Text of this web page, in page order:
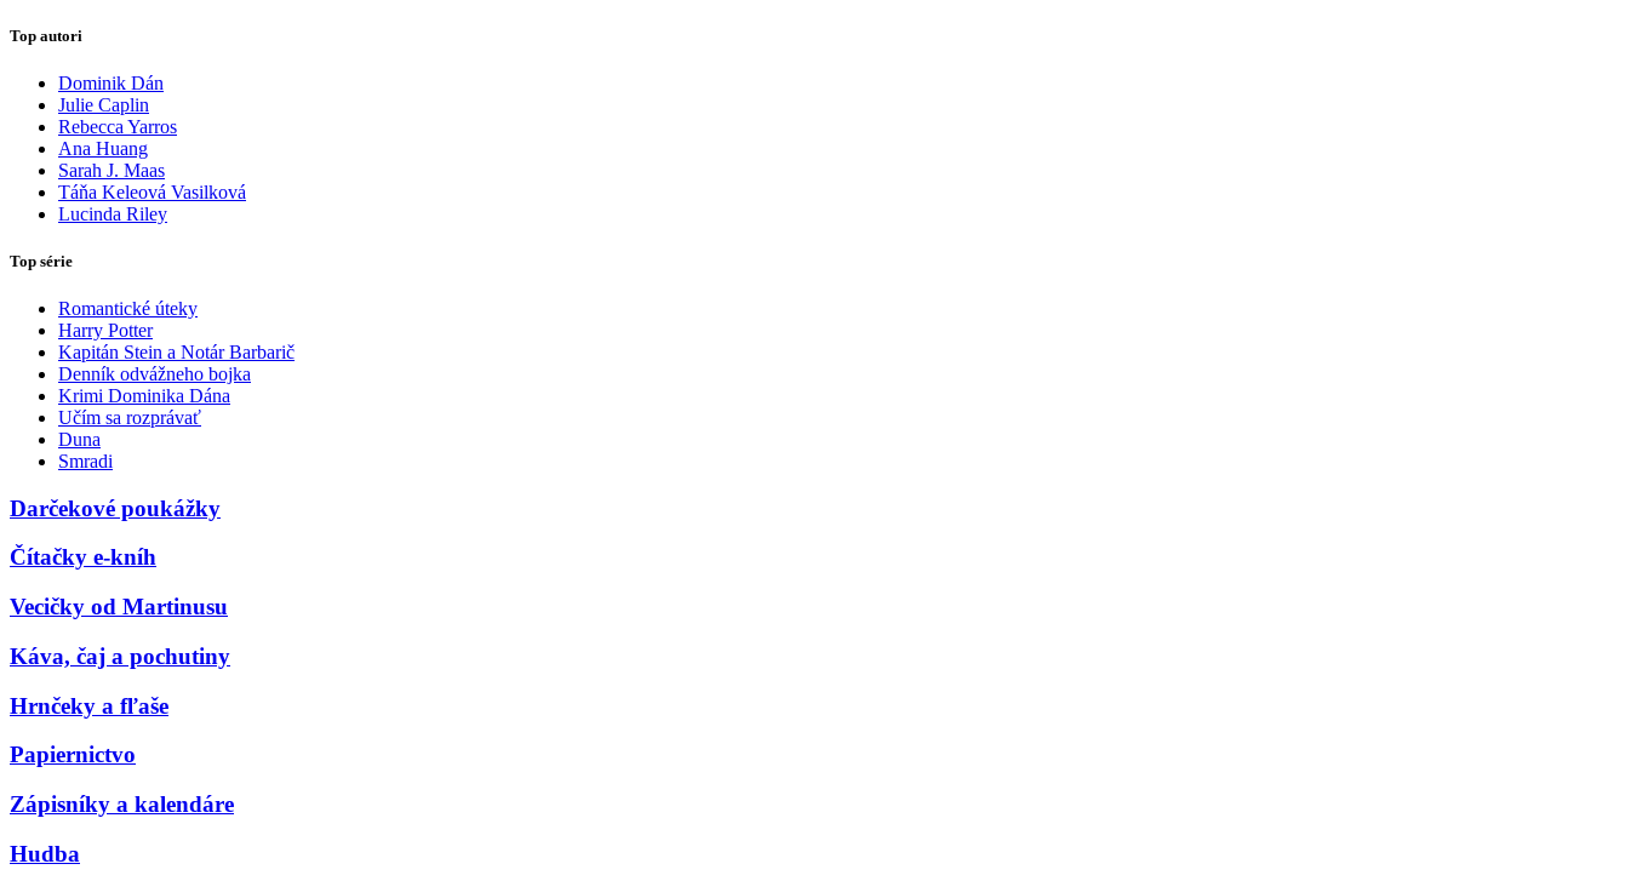
Top autori
Dominik Dán
Julie Caplin
Rebecca Yarros
Ana Huang
Sarah J. Maas
Táňa Keleová Vasilková
Lucinda Riley
Top série
Romantické úteky
Harry Potter
Kapitán Stein a Notár Barbarič
Denník odvážneho bojka
Krimi Dominika Dána
Učím sa rozprávať
Duna
Smradi
Darčekové poukážky
Čítačky e-kníh
Vecičky od Martinusu
Káva, čaj a pochutiny
Hrnčeky a fľaše
Papiernictvo
Zápisníky a kalendáre
Hudba